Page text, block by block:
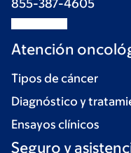
855-387-4605
Atención
Tipos de cáncer
Diagnóstico y
Ensayos clínicos
Seguro y